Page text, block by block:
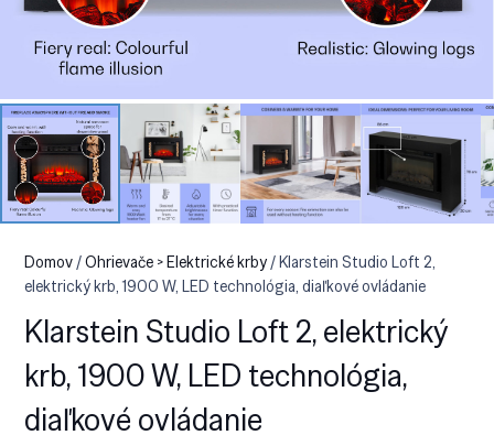
Domov/Ohrievače > Elektrické krby/ Klarstein Studio Loft 2,
elektrický krb, 1900 W, LED technológia, diaľkové ovládanie
Klarstein Studio Loft 2, elektrický
krb, 1900 W, LED technológia,
diaľkové ovládanie